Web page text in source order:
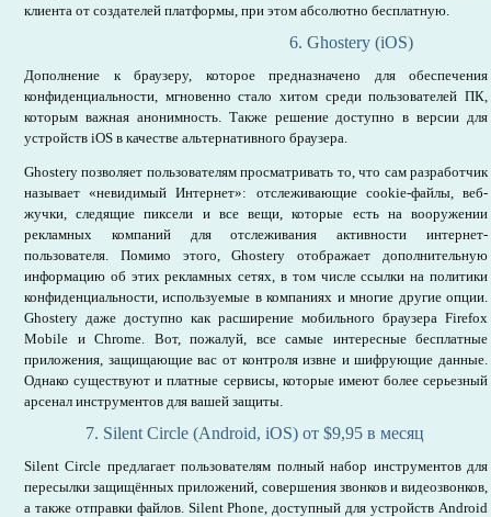
клиента от создателей платформы, при этом абсолютно бесплатную.
6. Ghostery (iOS)
Дополнение к браузеру, которое предназначено для обеспечения
конфиденциальности, мгновенно стало хитом среди пользователей ПК,
которым важная анонимность. Также решение доступно в версии для
устройств iOS в качестве альтернативного браузера.
Ghostery позволяет пользователям просматривать то, что сам разработчик
называет «невидимый Интернет»: отслеживающие cookie-файлы, веб-
жучки, следящие пиксели и все вещи, которые есть на вооружении
рекламных компаний для отслеживания активности интернет-
пользователя. Помимо этого, Ghostery отображает дополнительную
информацию об этих рекламных сетях, в том числе ссылки на политики
конфиденциальности, используемые в компаниях и многие другие опции.
Ghostery даже доступно как расширение мобильного браузера Firefox
Mobile и Chrome. Вот, пожалуй, все самые интересные бесплатные
приложения, защищающие вас от контроля извне и шифрующие данные.
Однако существуют и платные сервисы, которые имеют более серьезный
арсенал инструментов для вашей защиты.
7. Silent Circle (Android, iOS) от $9,95 в месяц
Silent Circle предлагает пользователям полный набор инструментов для
пересылки защищённых приложений, совершения звонков и видеозвонков,
а также отправки файлов. Silent Phone, доступный для устройств Android